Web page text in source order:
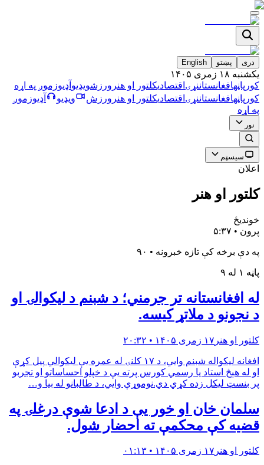
دری پښتو English
يکشنبه ۱۸ زمری ۱۴۰۵
کورپاڼهافغانستاننړۍ اقتصاديکلتور او هنر ورزشویډیو آډیوزموږ په اړه
کورپاڼهافغانستاننړۍ اقتصاديکلتور او هنر ورزش ویډیو آډیوزموږ
په اړه
نور
سیسټم
اعلان
کلتور او هنر
خوندیځ
پرون • ۵:۳۷
په دې برخه کې تازه خبرونه • ۹۰
پاڼه ۱ له ۹
له افغانستانه تر جرمني؛ د شبنم د ليكوالۍ او
د نجونو د ملاتړ كيسه.
کلتور او هنر ۱۷ زمری ۱۴۰۵ • ۲۰:۳۲
افغانه لیکواله شبنم وايي، د ۱۷ کلنۍ له عمره یې لیکوالي پیل کړې
او له هېڅ استاد یا رسمي کورس پرته یې د خپلو احساساتو او تجربو
پر بنسټ لیکل زده کړي دي.نوموړې وايي، د طالبانو له بیا و…
سلمان خان او خور یې د ادعا شوې درغلۍ په
قضيه كې محكمې ته احضار شول.
کلتور او هنر ۱۷ زمری ۱۴۰۵ • ۰۱:۱۳